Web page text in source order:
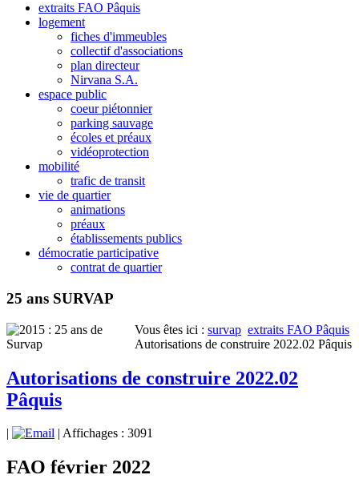
extraits FAO Pâquis
logement
fiches d'immeubles
collectif d'associations
plan directeur
Nirvana S.A.
espace public
coeur piétonnier
parking sauvage
écoles et préaux
vidéoprotection
mobilité
trafic de transit
vie de quartier
animations
préaux
établissements publics
démocratie participative
contrat de quartier
25 ans SURVAP
Vous êtes ici : survap extraits FAO Pâquis
Autorisations de construire 2022.02 Pâquis
Autorisations de construire 2022.02
Pâquis
| Affichages : 3091
FAO février 2022